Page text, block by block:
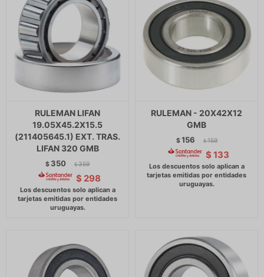
RULEMAN LIFAN
19.05X45.2X15.5
(211405645.1) EXT. TRAS.
LIFAN 320 GMB
$ 350 $ 359
$ 298
RULEMAN - 20X42X12
GMB
$156 $ 159
$ 133